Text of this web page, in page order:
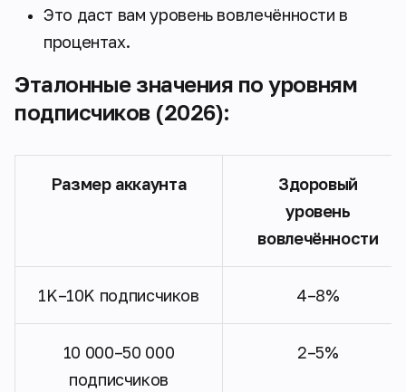
Это даст вам уровень вовлечённости в
процентах.
Эталонные значения по уровням
подписчиков (2026):
Размер аккаунта
Здоровый
уровень
вовлечённости
1K–10K подписчиков 4–8%
10 000–50 000
подписчиков
2–5%